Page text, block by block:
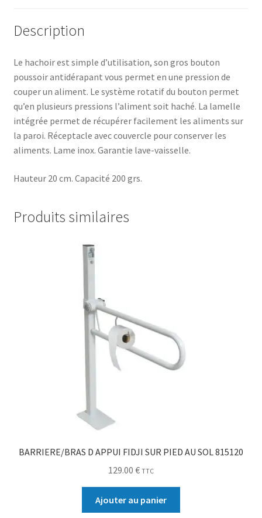
Description
Le hachoir est simple d’utilisation, son gros bouton
poussoir antidérapant vous permet en une pression de
couper un aliment. Le système rotatif du bouton permet
qu’en plusieurs pressions l’aliment soit haché. La lamelle
intégrée permet de récupérer facilement les aliments sur
la paroi. Réceptacle avec couvercle pour conserver les
aliments. Lame inox. Garantie lave-vaisselle.
Hauteur 20 cm. Capacité 200 grs.
Produits similaires
BARRIERE/BRAS D APPUI FIDJI SUR PIED AU SOL 815120
129.00 € TTC
Ajouter au panier